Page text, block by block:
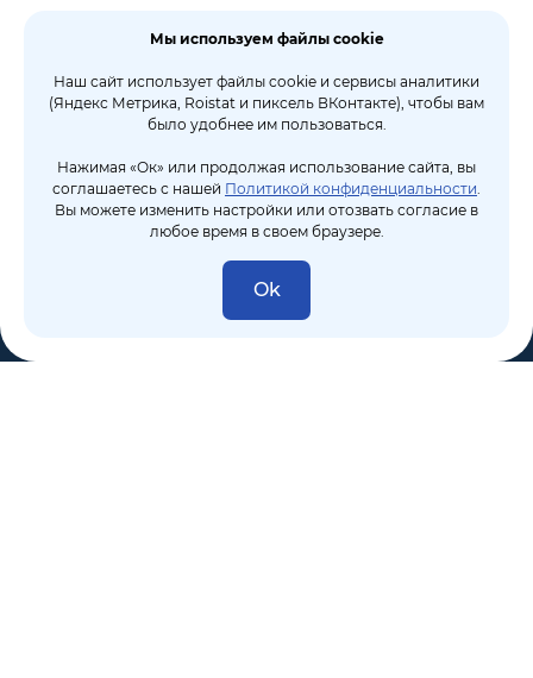
Мы используем файлы cookie
Наш сайт использует файлы cookie и сервисы аналитики
(Яндекс Метрика, Roistat и пиксель ВКонтакте), чтобы вам
было удобнее им пользоваться.
Нажимая «Ок» или продолжая использование сайта, вы
соглашаетесь с нашей Политикой конфиденциальности.
Вы можете изменить настройки или отозвать согласие в
любое время в своем браузере.
Ok